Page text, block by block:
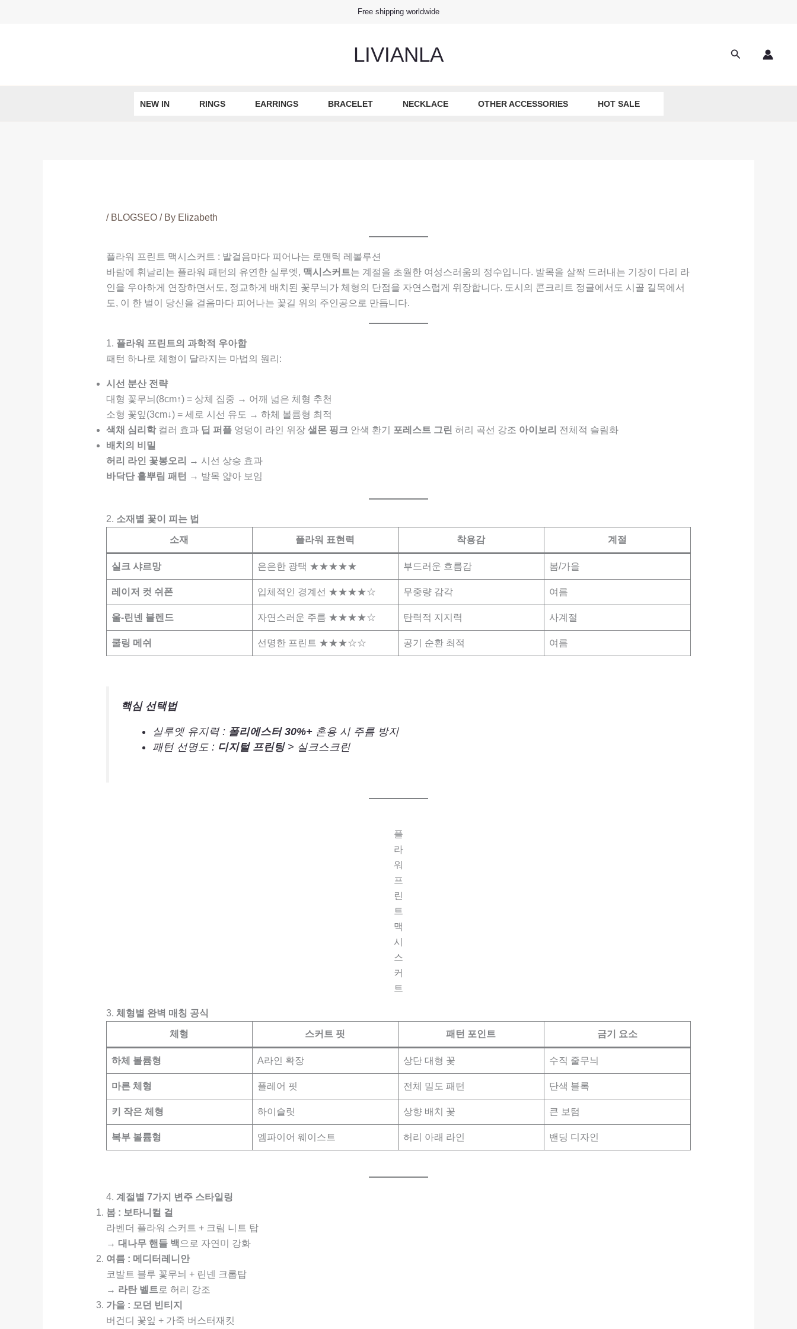
Free shipping worldwide
LIVIANLA Search
NEW IN RINGS EARRINGS BRACELET NECKLACE OTHER ACCESSORIES HOT SALE
/ BLOGSEO/ By Elizabeth
플라워 프린트 맥시스커트 : 발걸음마다 피어나는 로맨틱 레볼루션
바람에 휘날리는 플라워 패턴의 유연한 실루엣, 맥시스커트는 계절을 초월한 여성스러움의 정수입니다. 발목을 살짝 드러내는 기장이 다리 라
인을 우아하게 연장하면서도, 정교하게 배치된 꽃무늬가 체형의 단점을 자연스럽게 위장합니다. 도시의 콘크리트 정글에서도 시골 길목에서
도, 이 한 벌이 당신을 걸음마다 피어나는 꽃길 위의 주인공으로 만듭니다.
1. 플라워 프린트의 과학적 우아함
패턴 하나로 체형이 달라지는 마법의 원리:
시선 분산 전략
대형 꽃무늬(8cm↑) = 상체 집중 → 어깨 넓은 체형 추천
소형 꽃잎(3cm↓) = 세로 시선 유도 → 하체 볼륨형 최적
색채 심리학컬러 효과 딥 퍼플엉덩이 라인 위장 샐몬 핑크안색 환기 포레스트 그린 허리 곡선 강조 아이보리 전체적 슬림화
배치의 비밀
허리 라인 꽃봉오리
→ 시선 상승 효과
바닥단 흩뿌림 패턴 → 발목 얇아 보임
2. 소재별 꽃이 피는 법
소재 플라워 표현력 착용감 계절
실크 샤르망 은은한 광택 ★★★★★ 부드러운 흐름감 봄/가을
레이저 컷 쉬폰 입체적인 경계선 ★★★★☆ 무중량 감각 여름
울-린넨 블렌드 자연스러운 주름 ★★★★☆ 탄력적 지지력 사계절
쿨링 메쉬 선명한 프린트 ★★★☆☆ 공기 순환 최적 여름
핵심 선택법
실루엣 유지력 : 폴리에스터 30%+혼용 시 주름 방지
패턴 선명도 : 디지털 프린팅> 실크스크린
플
라
워
프
린
트
맥
시
스
커
트
3. 체형별 완벽 매칭 공식
체형 스커트 핏 패턴 포인트 금기 요소
하체 볼륨형 A라인 확장 상단 대형 꽃 수직 줄무늬
마른 체형 플레어 핏 전체 밀도 패턴 단색 블록
키 작은 체형 하이슬릿 상향 배치 꽃 큰 보텀
복부 볼륨형 엠파이어 웨이스트 허리 아래 라인 밴딩 디자인
4. 계절별 7가지 변주 스타일링
봄 : 보타니컬 걸
라벤더 플라워 스커트 + 크림 니트 탑
→ 대나무 핸들 백 으로 자연미 강화
여름 : 메디터레니안
코발트 블루 꽃무늬 + 린넨 크롭탑
→ 라탄 벨트로 허리 강조
가을 : 모던 빈티지
버건디 꽃잎 + 가죽 버스터재킷